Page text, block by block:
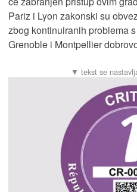
Pariz i Lyon zakonski su
zbog kontinuiranih problema
Grenoble i Montpellier